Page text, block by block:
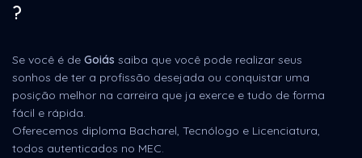
?
Se você é de Goiás saiba que você pode realizar seus
sonhos de ter a profissão desejada ou conquistar uma
posição melhor na carreira que ja exerce e tudo de forma
fácil e rápida.
Oferecemos diploma Bacharel, Tecnólogo e Licenciatura,
todos autenticados no MEC.